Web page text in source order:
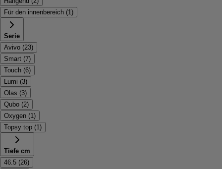
Für den innenbereich (1 )
Serie
Avivo (23)
Smart (7)
Touch (6)
Lumi (3)
Olas (3)
Qubo (2)
Oxygen (1 )
Topsy top (1 )
Tiefe cm
46.5 (26)